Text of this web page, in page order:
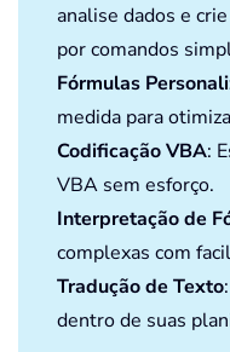
analise dados e
por comandos
Fórmulas
medida para
Codificação VBA:
VBA sem esforço.
Interpretação de
complexas com
Tradução de Texto
dentro de suas